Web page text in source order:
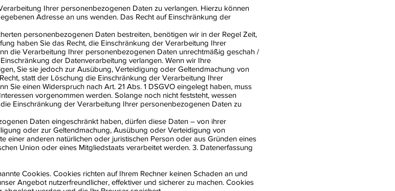
Ihrer personenbezogenen Daten zu verlangen. Hierzu können
Adresse an uns wenden. Das Recht auf Einschränkung der
personenbezogenen Daten bestreiten, benötigen wir in der Regel Zeit,
haben Sie das Recht, die Einschränkung der Verarbeitung Ihrer
die Verarbeitung Ihrer personenbezogenen Daten unrechtmäßig geschah /
der Datenverarbeitung verlangen. Wenn wir Ihre
Sie sie jedoch zur Ausübung, Verteidigung oder Geltendmachung von
statt der Löschung die Einschränkung der Verarbeitung Ihrer
Sie einen Widerspruch nach Art. 21 Abs. 1 DSGVO eingelegt haben, muss
vorgenommen werden. Solange noch nicht feststeht, wessen
Einschränkung der Verarbeitung Ihrer personenbezogenen Daten zu
Daten eingeschränkt haben, dürfen diese Daten – von ihrer
oder zur Geltendmachung, Ausübung oder Verteidigung von
einer anderen natürlichen oder juristischen Person oder aus Gründen eines
Union oder eines Mitgliedstaats verarbeitet werden. 3. Datenerfassung
Cookies. Cookies richten auf Ihrem Rechner keinen Schaden an und
Angebot nutzerfreundlicher, effektiver und sicherer zu machen. Cookies